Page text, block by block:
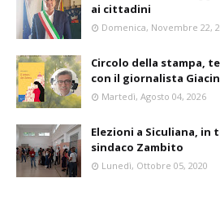
ai cittadini
Domenica, Novembre 22,
Circolo della stampa,
con il giornalista
Martedì, Agosto 04, 2026
Elezioni a Siculiana, in
sindaco Zambito
Lunedì, Ottobre 05, 2020